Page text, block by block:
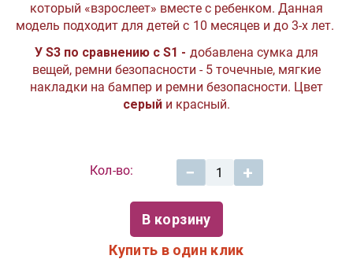
который «взрослеет» вместе с ребенком. Данная
модель подходит для детей с 10 месяцев и до 3-х лет.
УS3 по сравнению с S1 - добавлена сумка для
вещей, ремни безопасности - 5 точечные, мягкие
накладки на бампер и ремни безопасности. Цвет
серыйи красный.
Кол-во: +
−
В корзину
Купить в один клик